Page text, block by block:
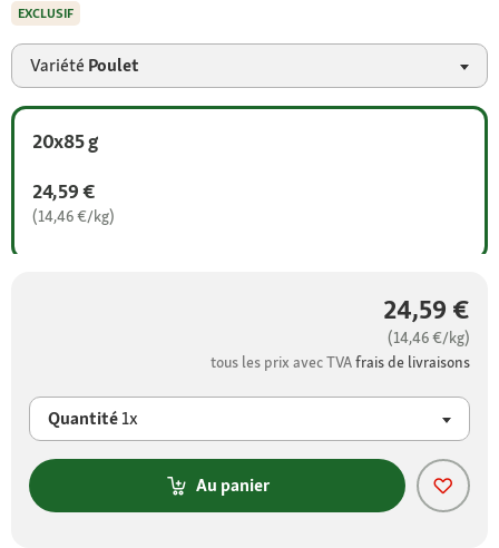
Variété Poulet
20x85 g
24,59 €
(14,46 €/kg)
24,59 €
(14,46 €/kg)
tous les prix avec TVAfrais de livraisons
Quantité1x
Au panier
EXCLUSIF